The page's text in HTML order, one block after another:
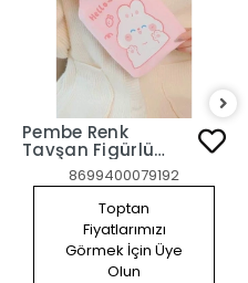
Pembe Renk
Tavşan Figürlü
Peluş Sıcak Su
Torbası8699400079192
Toptan
Fiyatlarımızı
Görmek İçin Üye
Olun